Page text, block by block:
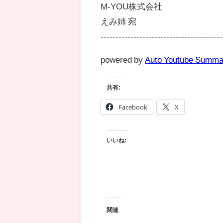
M-YOU株式会社
えみ姉 宛
powered by Auto Youtube
共有:
Facebook X
いいね:
関連